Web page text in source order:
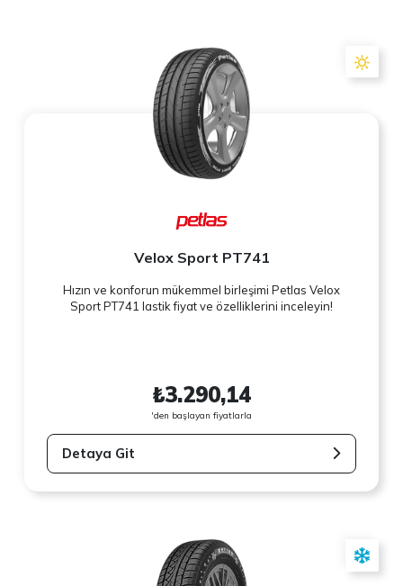
Velox Sport PT741
Hızın ve konforun mükemmel birleşimi Petlas Velox
Sport PT741 lastik fiyat ve özelliklerini inceleyin!
₺3.290,14
'den başlayan fiyatlarla
Detaya Git